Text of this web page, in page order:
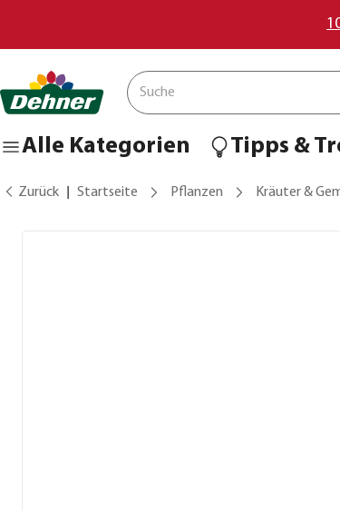
Alle Kategorien Tipps &
Zurück Startseite Pflanzen Kräuter &